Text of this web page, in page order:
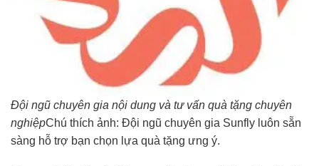
Đội ngũ chuyên gia nội dung và tư vấn quà tặng chuyên
nghiệpChú thích ảnh: Đội ngũ chuyên gia Sunfly luôn sẵn
sàng hỗ trợ bạn chọn lựa quà tặng ưng ý.